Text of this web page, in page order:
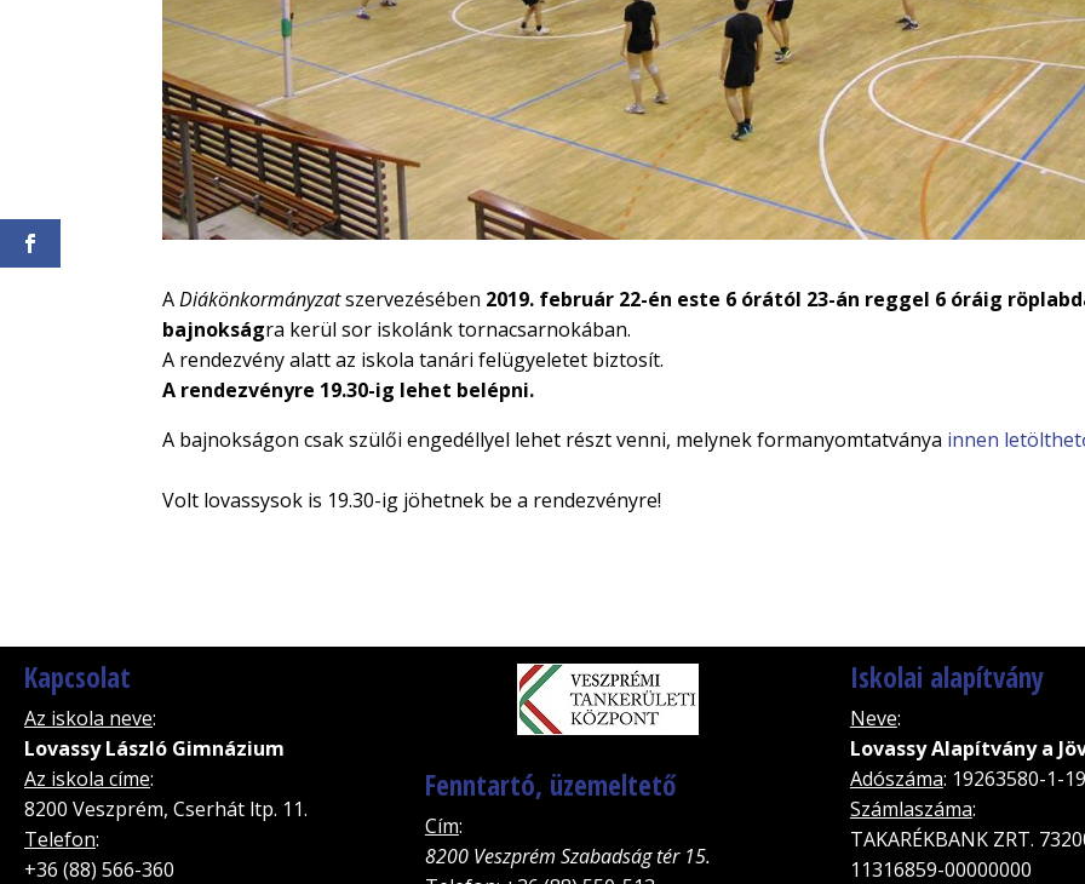
ADiákönkormányzatszervezésében 2019. február 22-én este 6 órától 23-án reggel 6 óráig
bajnokságra kerül sor iskolánk tornacsarnokában.
A rendezvény alatt az iskola tanári felügyeletet biztosít.
A rendezvényre 19.30-ig lehet belépni.
A bajnokságon csak szülői engedéllyel lehet részt venni, melynek formanyomtatványa innen
Volt lovassysok is 19.30-ig jöhetnek be a rendezvényre!
Kapcsolat
Az iskola neve:
Lovassy László Gimnázium
Az iskola címe:
8200 Veszprém, Cserhát ltp. 11.
Telefon:
+36 (88) 566-360
Fenntartó, üzemeltető
Cím:
8200 Veszprém Szabadság tér 15.
Iskolai alapítvány
Neve:
Lovassy Alapítvány a
Adószáma: 19263580-1-19
Számlaszáma:
TAKARÉKBANK ZRT.
11316859-00000000